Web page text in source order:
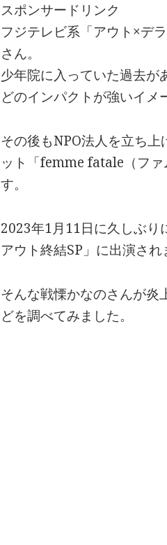
スポンサードリンク
フジテレビ系「アウト×デ
さん。
少年院に入っていた過去が
どのインパクトが強いイメ
その後もNPO法人を立ち
ット「femme fatale（ファ
す。
2023年1月11日に久しぶり
アウト終結SP」に出演され
そんな戦慄かなのさんが炎
どを調べてみました。